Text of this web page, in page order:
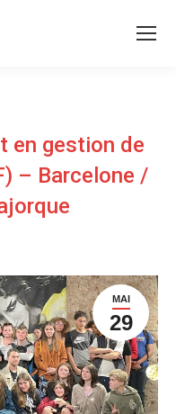
en gestion de
– Barcelone /
MAI
29